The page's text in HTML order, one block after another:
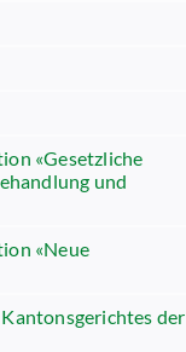
«Gesetzliche
und
«Neue
der